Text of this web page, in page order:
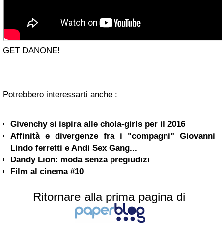
GET DANONE!
Potrebbero interessarti anche :
Givenchy si ispira alle chola-girls per il 2016
Affinità e divergenze fra i "compagni" Giovanni
Lindo ferretti e Andi Sex Gang...
Dandy Lion: moda senza pregiudizi
Film al cinema #10
Ritornare alla prima pagina di